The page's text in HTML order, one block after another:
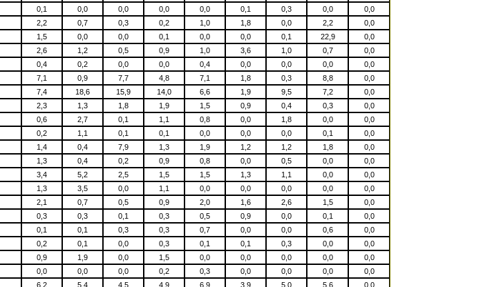
0,1 0,0 0,0 0,0 0,0 0,1 0,3 0,0
0,0
2,2 0,7 0,3 0,2 1,0 1,8 0,0 2,2
0,0
1,5 0,0 0,0 0,1 0,0 0,0 0,1 22,9
0,0
2,6 1,2 0,5 0,9 1,0 3,6 1,0 0,7
0,0
0,4 0,2 0,0 0,0 0,4 0,0 0,0 0,0
0,0
7,1 0,9 7,7 4,8 7,1 1,8 0,3 8,8
0,0
7,4 18,6 15,9 14,0 6,6 1,9 9,5 7,2
0,0
2,3 1,3 1,8 1,9 1,5 0,9 0,4 0,3
0,0
0,6 2,7 0,1 1,1 0,8 0,0 1,8 0,0
0,0
0,2 1,1 0,1 0,1 0,0 0,0 0,0 0,1
0,0
1,4 0,4 7,9 1,3 1,9 1,2 1,2 1,8
0,0
1,3 0,4 0,2 0,9 0,8 0,0 0,5 0,0
0,0
3,4 5,2 2,5 1,5 1,5 1,3 1,1 0,0
0,0
1,3 3,5 0,0 1,1 0,0 0,0 0,0 0,0
0,0
2,1 0,7 0,5 0,9 2,0 1,6 2,6 1,5
0,0
0,3 0,3 0,1 0,3 0,5 0,9 0,0 0,1
0,0
0,1 0,1 0,3 0,3 0,7 0,0 0,0 0,6
0,0
0,2 0,1 0,0 0,3 0,1 0,1 0,3 0,0
0,0
0,9 1,9 0,0 1,5 0,0 0,0 0,0 0,0
0,0
0,0 0,0 0,0 0,2 0,3 0,0 0,0 0,0
0,0
6,2 5,4 4,5 4,9 6,9 3,9 5,0 5,6
0,0